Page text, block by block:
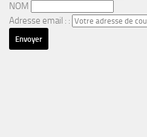
NOM
Adresse email : :